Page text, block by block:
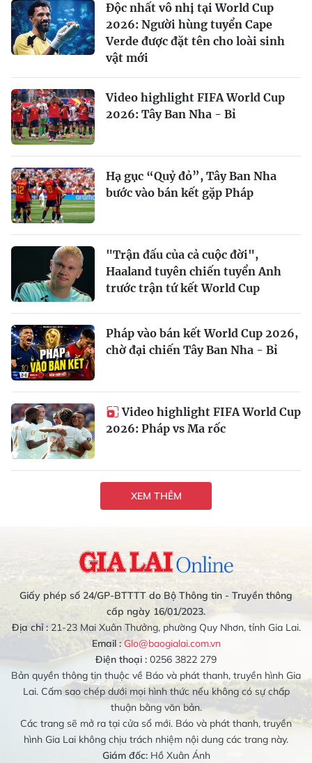
Độc nhất vô nhị tại World Cup
2026: Người hùng tuyển Cape
Verde được đặt tên cho loài sinh
vật mới
Video highlight FIFA World Cup
2026: Tây Ban Nha - Bỉ
Hạ gục “Quỷ đỏ”, Tây Ban Nha
bước vào bán kết gặp Pháp
"Trận đấu của cả cuộc đời",
Haaland tuyên chiến tuyển Anh
trước trận tứ kết World Cup
Pháp vào bán kết World Cup 2026,
chờ đại chiến Tây Ban Nha - Bỉ
Video highlight FIFA World Cup
2026: Pháp vs Ma rốc
XEM THÊM
Giấy phép số 24/GP-BTTTT do Bộ Thông tin - Truyền thông
cấp ngày 16/01/2023.
Địa chỉ :21-23 Mai Xuân Thưởng, phường Quy Nhơn, tỉnh Gia Lai.
Email : Glo@baogialai.com.vn
Điện thoại : 0256 3822 279
Bản quyền thông tin thuộc về Báo và phát thanh, truyền hình Gia
Lai. Cấm sao chép dưới mọi hình thức nếu không có sự chấp
thuận bằng văn bản.
Các trang sẽ mở ra tại cửa sổ mới. Báo và phát thanh, truyền
hình Gia Lai không chịu trách nhiệm nội dung các trang này.
Giám đốc:Hồ Xuân Ánh